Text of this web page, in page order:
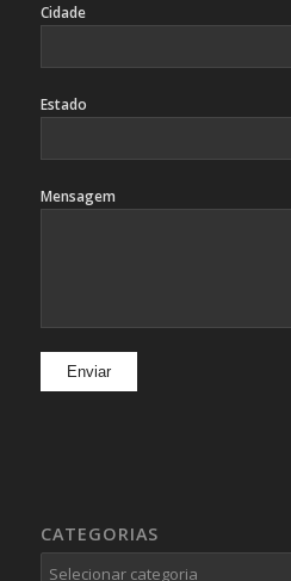
Cidade
Estado
Mensagem
CATEGORIAS
Categorias